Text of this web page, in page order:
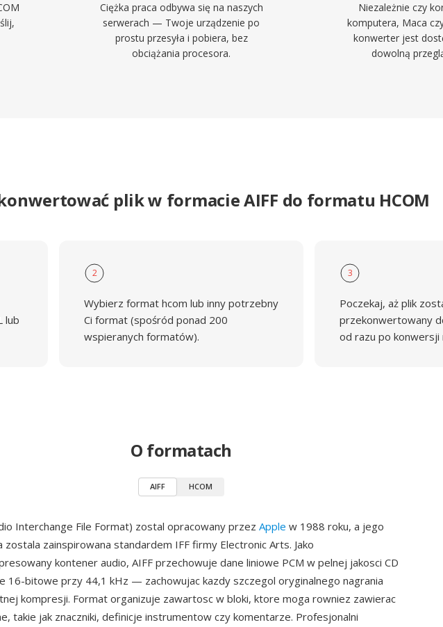
Ciężka praca odbywa się na naszych
serwerach — Twoje urządzenie po
prostu przesyła i pobiera, bez
obciążania procesora.
Niezależnie czy
komputera, Maca
konwerter jest
dowolną
plik w formacie AIFF do formatu HCOM
lub
2
Wybierz format hcom lub inny potrzebny
Ci format (spośród ponad 200
wspieranych formatów).
3
Poczekaj, aż plik
przekonwertowany
od razu po konwersji
O formatach
AIFF HCOM
Interchange File Format) zostal opracowany przez Apple w 1988 roku, a jego
zostala zainspirowana standardem IFF firmy Electronic Arts. Jako
kontener audio, AIFF przechowuje dane liniowe PCM w pelnej jakosci CD
16-bitowe przy 44,1 kHz — zachowujac kazdy szczegol oryginalnego nagrania
kompresji. Format organizuje zawartosc w bloki, ktore moga rowniez zawierac
takie jak znaczniki, definicje instrumentow czy komentarze. Profesjonalni